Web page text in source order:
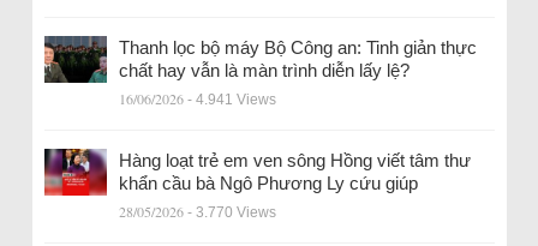
Thanh lọc bộ máy Bộ Công an: Tinh giản thực
chất hay vẫn là màn trình diễn lấy lệ?
16/06/2026 - 4.941 Views
Hàng loạt trẻ em ven sông Hồng viết tâm thư
khẩn cầu bà Ngô Phương Ly cứu giúp
28/05/2026 - 3.770 Views